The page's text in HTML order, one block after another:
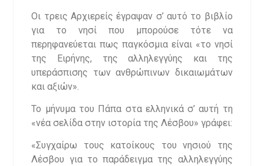
Οι τρεις Αρχιερείς έγραψαν σ’ αυτό το βιβλίο
για το νησί που μπορούσε τότε να
περηφανεύεται πως παγκόσμια είναι «το νησί
της Ειρήνης, της αλληλεγγύης και της
υπεράσπισης των ανθρώπινων δικαιωμάτων
και αξιών».
Το μήνυμα του Πάπα στα ελληνικά σ’ αυτή τη
«νέα σελίδα στην ιστορία της Λέσβου» γράφει:
«Συγχαίρω τους κατοίκους του νησιού της
Λέσβου για το παράδειγμα της αλληλεγγύης